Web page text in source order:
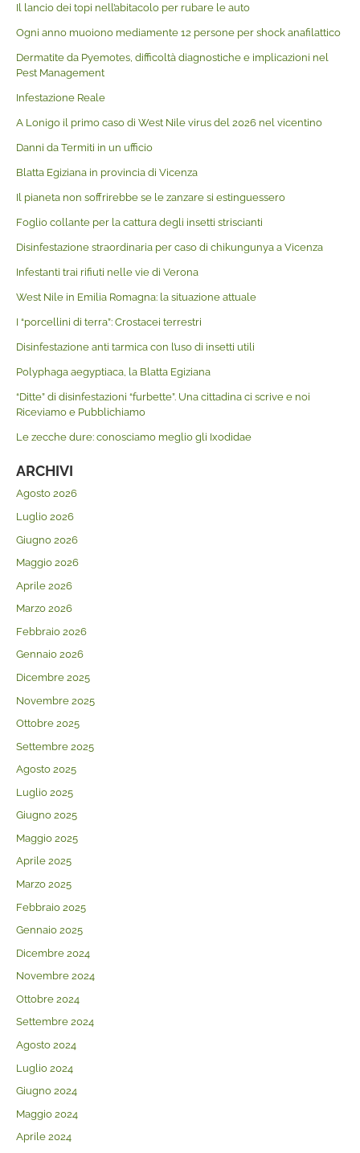
Il lancio dei topi nell’abitacolo per rubare le auto
Ogni anno muoiono mediamente 12 persone per shock anafilattico
Dermatite da Pyemotes, difficoltà diagnostiche e implicazioni nel
Pest Management
Infestazione Reale
A Lonigo il primo caso di West Nile virus del 2026 nel vicentino
Danni da Termiti in un ufficio
Blatta Egiziana in provincia di Vicenza
Il pianeta non soffrirebbe se le zanzare si estinguessero
Foglio collante per la cattura degli insetti striscianti
Disinfestazione straordinaria per caso di chikungunya a Vicenza
Infestanti trai rifiuti nelle vie di Verona
West Nile in Emilia Romagna: la situazione attuale
I “porcellini di terra”: Crostacei terrestri
Disinfestazione anti tarmica con l’uso di insetti utili
Polyphaga aegyptiaca, la Blatta Egiziana
“Ditte” di disinfestazioni “furbette”. Una cittadina ci scrive e noi
Riceviamo e Pubblichiamo
Le zecche dure: conosciamo meglio gli Ixodidae
ARCHIVI
Agosto 2026
Luglio 2026
Giugno 2026
Maggio 2026
Aprile 2026
Marzo 2026
Febbraio 2026
Gennaio 2026
Dicembre 2025
Novembre 2025
Ottobre 2025
Settembre 2025
Agosto 2025
Luglio 2025
Giugno 2025
Maggio 2025
Aprile 2025
Marzo 2025
Febbraio 2025
Gennaio 2025
Dicembre 2024
Novembre 2024
Ottobre 2024
Settembre 2024
Agosto 2024
Luglio 2024
Giugno 2024
Maggio 2024
Aprile 2024